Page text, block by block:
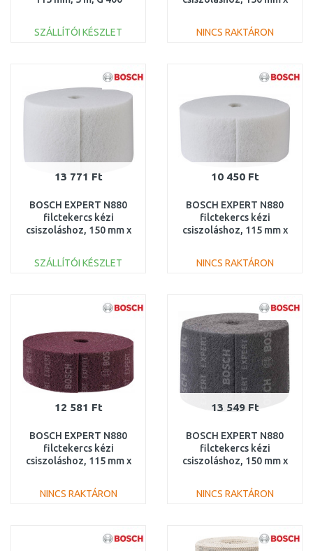
SZÁLLÍTÓI KÉSZLET
Összehasonlítás
2608901234
NINCS RAKTÁRON
Összehasonlítás
13 771 Ft
BOSCH EXPERT N880
filctekercs kézi
csiszoláshoz, 150 mm x
2608901233
SZÁLLÍTÓI KÉSZLET
Összehasonlítás
10 450 Ft
BOSCH EXPERT N880
filctekercs kézi
csiszoláshoz, 115 mm x
2608901226
NINCS RAKTÁRON
Összehasonlítás
12 581 Ft
BOSCH EXPERT N880
filctekercs kézi
csiszoláshoz, 115 mm x
2608901229
NINCS RAKTÁRON
Összehasonlítás
13 549 Ft
BOSCH EXPERT N880
filctekercs kézi
csiszoláshoz, 150 mm x
2608901238
NINCS RAKTÁRON
Összehasonlítás